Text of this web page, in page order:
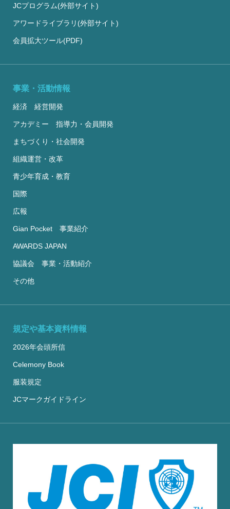
JCプログラム(外部サイト)
アワードライブラリ(外部サイト)
会員拡大ツール(PDF)
事業・活動情報
経済 経営開発
アカデミー 指導力・会員開発
まちづくり・社会開発
組織運営・改革
青少年育成・教育
国際
広報
Gian Pocket 事業紹介
AWARDS JAPAN
協議会 事業・活動紹介
その他
規定や基本資料情報
2026年会頭所信
Celemony Book
服装規定
JCマークガイドライン